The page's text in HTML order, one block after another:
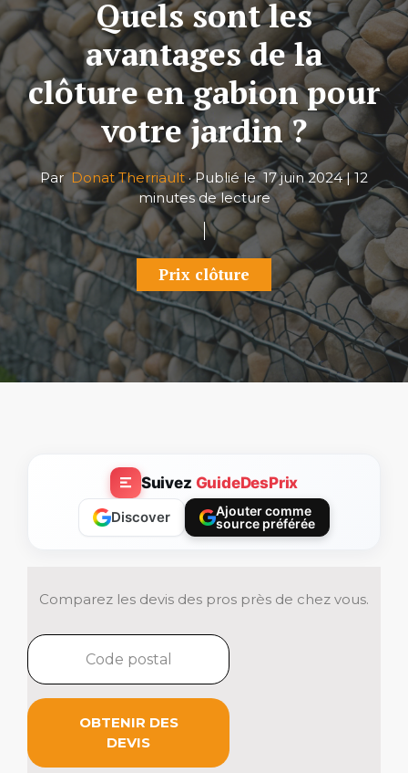
Quels sont les
avantages de la
clôture en gabion pour
votre jardin ?
Par Donat Therriault· Publié le17 juin 2024| 12
minutes de lecture
Prix clôture
Suivez GuideDesPrix
Discover
Ajouter comme
source préférée
Comparez les devis des pros près de chez vous.
OBTENIR DES
DEVIS